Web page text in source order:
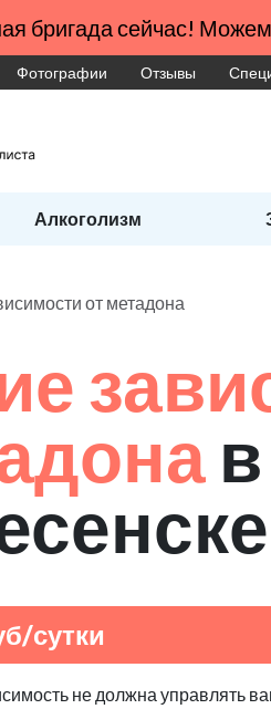
бригада сейчас!
Фотографии Отзывы
Алкоголизм
от метадона
в
сутки
не должна управлять